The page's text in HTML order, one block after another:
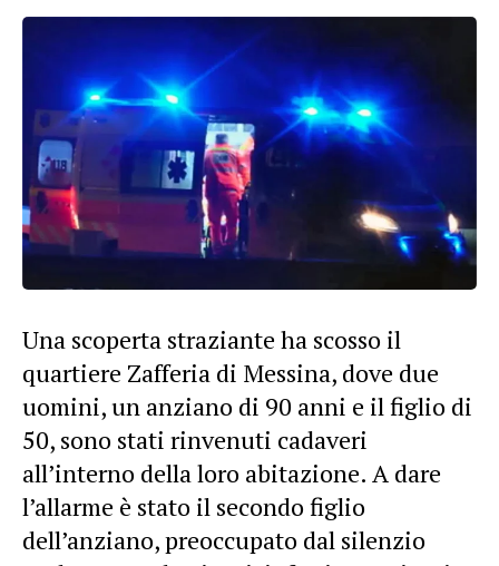
Una scoperta straziante ha scosso il
quartiere Zafferia di Messina, dove due
uomini, un anziano di 90 anni e il figlio di
50, sono stati rinvenuti cadaveri
all’interno della loro abitazione. A dare
l’allarme è stato il secondo figlio
dell’anziano, preoccupato dal silenzio